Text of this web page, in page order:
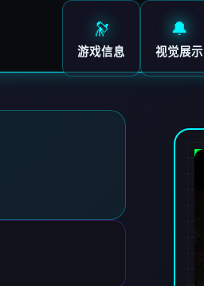
🔭
游戏信息
🔔
视觉展示